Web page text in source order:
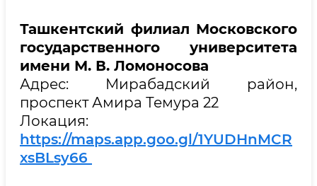
Ташкентский филиал Московского
государственного университета
имени М. В. Ломоносова
Адрес: Мирабадский район,
проспект Амира Темура 22
Локация:
https://maps.app.goo.gl/1YUDHnMCR
xsBLsy66